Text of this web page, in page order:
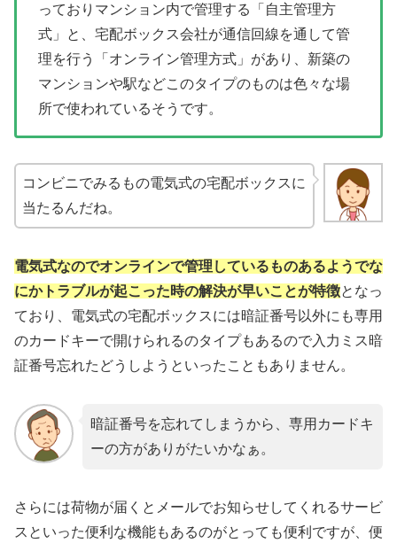
っておりマンション内で管理する「自主管理方
式」と、宅配ボックス会社が通信回線を通して管
理を行う「オンライン管理方式」があり、新築の
マンションや駅などこのタイプのものは色々な場
所で使われているそうです。
コンビニでみるもの電気式の宅配ボックスに
当たるんだね。
電気式なのでオンラインで管理しているものあるようでな
にかトラブルが起こった時の解決が早いことが特徴となっ
ており、電気式の宅配ボックスには暗証番号以外にも専用
のカードキーで開けられるのタイプもあるので入力ミス暗
証番号忘れたどうしようといったこともありません。
暗証番号を忘れてしまうから、専用カードキ
ーの方がありがたいかなぁ。
さらには荷物が届くとメールでお知らせしてくれるサービ
スといった便利な機能もあるのがとっても便利ですが、便